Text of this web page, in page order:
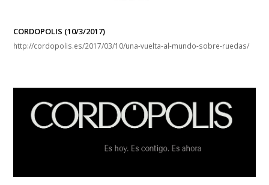
CORDOPOLIS (10/3/2017)
http://cordopolis.es/2017/03/10/una-vuelta-al-mundo-sobre-ruedas/